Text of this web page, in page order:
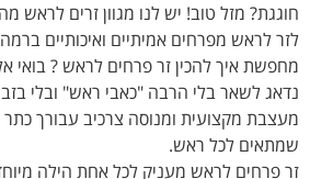
לזר לראש מפרחים אמיתיים ואיכותיים
מחפשת איך להכין זר פרחים לראש ? בואי
נדאג לשאר בלי הרבה "כאבי ראש" ובלי
מעצבת מקצועית ומנוסה צרכיב עבורך כתר
שמתאים לכל ראש.
זר פרחים לראש מעניק לכל אחת הילה